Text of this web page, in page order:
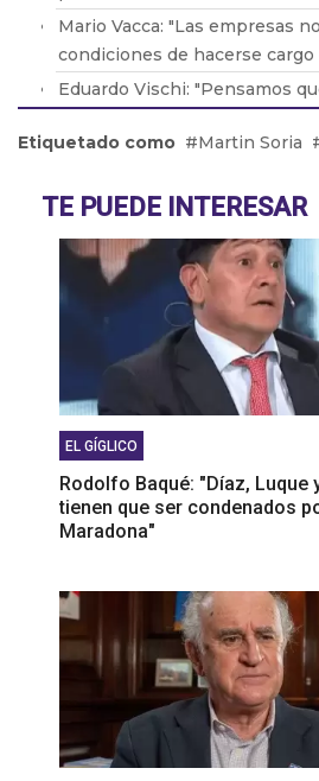
Mario Vacca: "Las empresas
condiciones de hacerse cargo
Eduardo Vischi: "Pensamos
Lic. Eduardo Lavorato: "Que
Pablo González: "La situación
tensa"
Etiquetado como Martin Soria
TE PUEDE INTERESAR
EL GÍGLICO
Rodolfo Baqué: "Díaz, Luque
tienen que ser condenados
Maradona"